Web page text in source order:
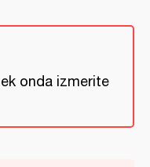
onda izmerite